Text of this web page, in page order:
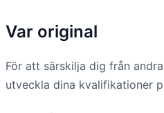
Var original
För att särskilja dig från
utveckla dina kvalifikationer